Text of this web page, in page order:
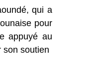
qui a
pour
appuyé au
son soutien